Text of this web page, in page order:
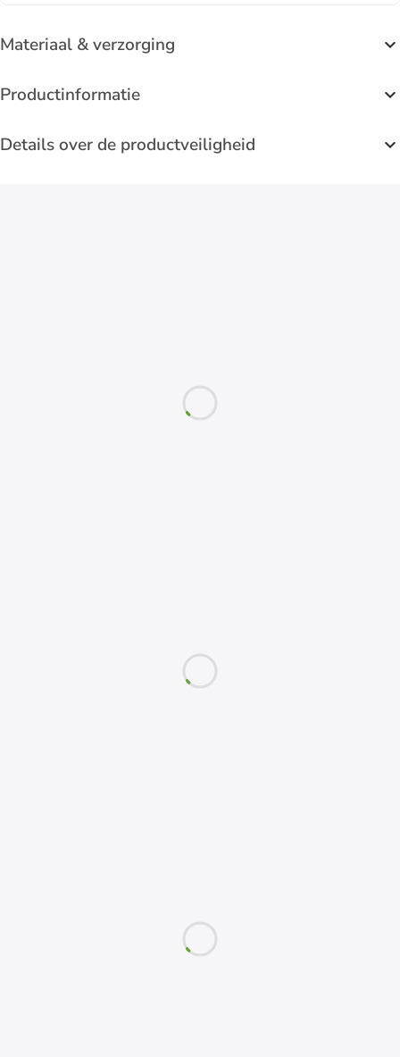
Materiaal & verzorging
Productinformatie
Details over de productveiligheid